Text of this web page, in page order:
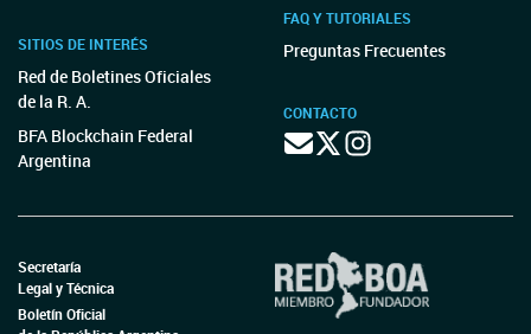
SITIOS DE INTERÉS
Red de Boletines Oficiales
de la R. A.
BFA Blockchain Federal
Argentina
FAQ Y TUTORIALES
Preguntas Frecuentes
CONTACTO
Secretaría
Legal y Técnica
Boletín Oficial